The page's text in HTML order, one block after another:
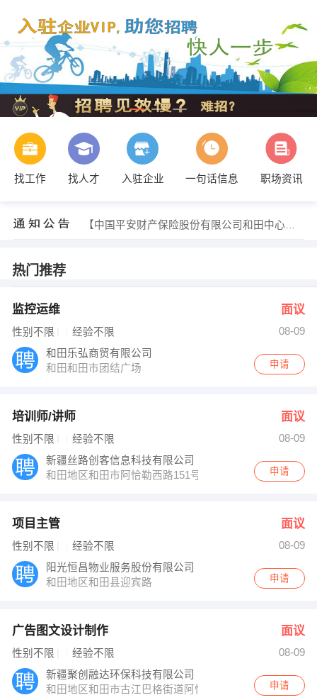
找工作 找人才 入驻企业 一句话信息
职场资讯
【中国平安财产保险股份有限公司和田中心支公 】 强势入驻
发布 [技术工程师 ] 招聘信息
热门推荐
监控运维 面议
性别不限 经验不限
08-09
和田乐弘商贸有限公司
和田和田市团结广场
申请
培训师/讲师 面议
性别不限 经验不限
08-09
新疆丝路创客信息科技有限公司
和田地区和田市阿恰勒西路151号
申请
项目主管 面议
性别不限 经验不限
08-09
阳光恒昌物业服务股份有限公司
和田地区和田县迎宾路
申请
广告图文设计制作 面议
性别不限 经验不限
08-09
新疆聚创融达环保科技有限公司
和田地区和田市古江巴格街道阿恰勒东路122
申请